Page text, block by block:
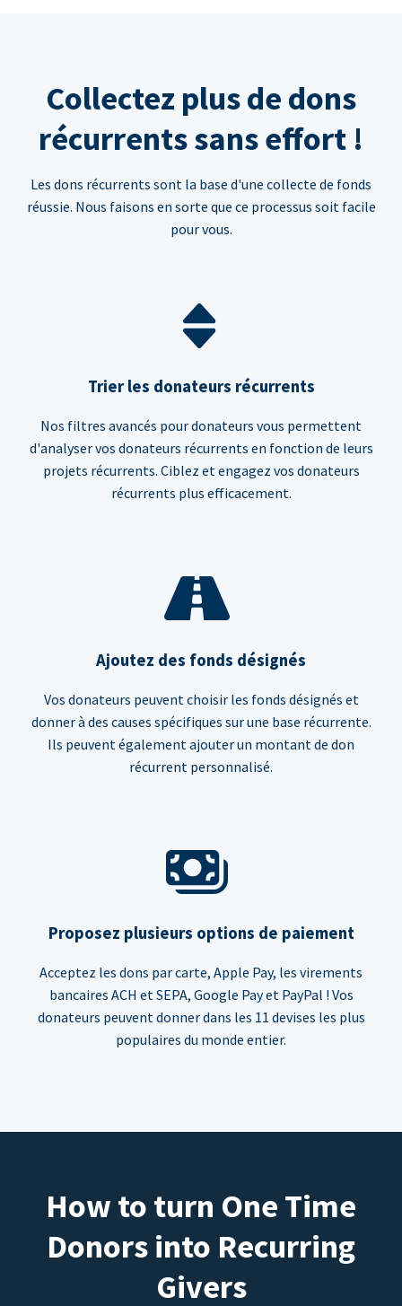
Collectez plus de dons
récurrents sans effort !
Les dons récurrents sont la base d'une collecte de fonds
réussie. Nous faisons en sorte que ce processus soit facile
pour vous.
Trier les donateurs récurrents
Nos filtres avancés pour donateurs vous permettent
d'analyser vos donateurs récurrents en fonction de leurs
projets récurrents. Ciblez et engagez vos donateurs
récurrents plus efficacement.
Ajoutez des fonds désignés
Vos donateurs peuvent choisir les fonds désignés et
donner à des causes spécifiques sur une base récurrente.
Ils peuvent également ajouter un montant de don
récurrent personnalisé.
Proposez plusieurs options de paiement
Acceptez les dons par carte, Apple Pay, les virements
bancaires ACH et SEPA, Google Pay et PayPal ! Vos
donateurs peuvent donner dans les 11 devises les plus
populaires du monde entier.
How to turn One Time
Donors into Recurring
Givers